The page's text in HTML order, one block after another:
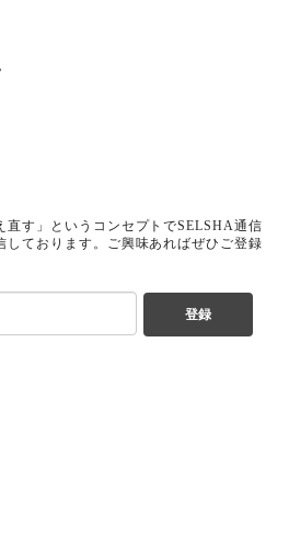
直す」というコンセプトでSELSHA通信
しております。ご興味あればぜひご登録
登録